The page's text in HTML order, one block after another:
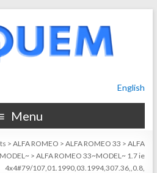
English
Menu
>ALFA ROMEO >ALFA ROMEO 33 >ALFA
>ALFA ROMEO 33~MODEL~ 1.7 ie
4x4#79/107,01.1990,03.1994,307.36,,0.8,